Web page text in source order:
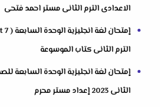
الاعدادى الترم الثانى مستر احمد فتحى
الترم الثانى كتاب الموسوعة
إمتحان لغة انجليزية الوحدة السابعة
الثانى 2023 إعداد مستر محرم